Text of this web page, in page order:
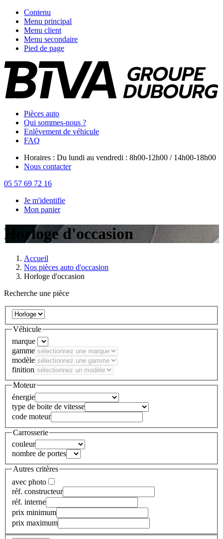
Contenu
Menu principal
Menu client
Menu secondaire
Pied de page
Pièces auto
Qui sommes-nous ?
Enlèvement de véhicule
FAQ
Horaires : Du lundi au vendredi : 8h00-12h00 / 14h00-18h00
Nous contacter
05 57 69 72 16
Je m'identifie
Mon panier
Horloge d'occasion
Accueil
Nos pièces auto d'occasion
Horloge d'occasion
Recherche une pièce
Véhicule
marque
gamme
modèle
finition
Moteur
énergie
type de boite de vitesse
code moteur
Carrosserie
couleur
nombre de portes
Autres critères
avec photo
réf. constructeur
réf. interne
prix minimum
prix maximum